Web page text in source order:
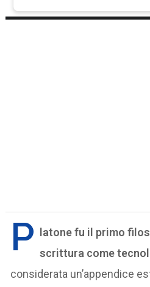
P latone fu il primo
scrittura come
considerata un’appendice